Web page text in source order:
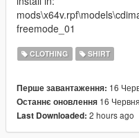
freemode_01
CLOTHING SHIRT
Перше завантаження: 16
Останнє оновлення 16
Last Downloaded: 2 hours ago